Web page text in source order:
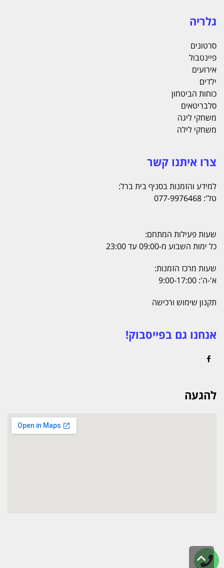
גלריה
סרטונים
פיינטבול
אירועים
ילדים
כוחות הביטחון
סלבריטאים
משחקי ליגה
משחקי לילה
צרו איתנו קשר
למידע והזמנות בסניף בית ברל:
טל': 077-9976468
שעות פעילות המתחם:
כל ימות השבוע מ-09:00 עד 23:00
שעות מרכז הזמנות:
א'-ה': 9:00-17:00
תקנון שימוש ורכישה
אנחנו גם בפייסבוק!
להגעה
גלילה